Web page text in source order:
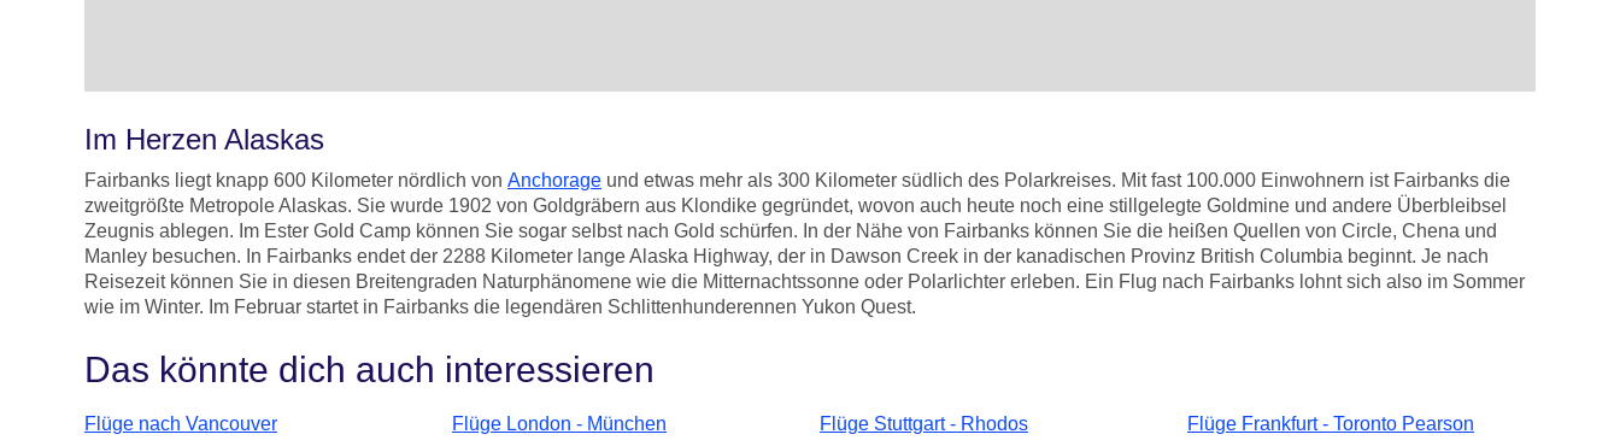
Im Herzen Alaskas
Fairbanks liegt knapp 600 Kilometer nördlich von Anchorage und etwas mehr als 300 Kilometer südlich des Polarkreises. Mit fast 100.000 Einwohnern ist Fairbanks die
zweitgrößte Metropole Alaskas. Sie wurde 1902 von Goldgräbern aus Klondike gegründet, wovon auch heute noch eine stillgelegte Goldmine und andere Überbleibsel
Zeugnis ablegen. Im Ester Gold Camp können Sie sogar selbst nach Gold schürfen. In der Nähe von Fairbanks können Sie die heißen Quellen von Circle, Chena und
Manley besuchen. In Fairbanks endet der 2288 Kilometer lange Alaska Highway, der in Dawson Creek in der kanadischen Provinz British Columbia beginnt. Je nach
Reisezeit können Sie in diesen Breitengraden Naturphänomene wie die Mitternachtssonne oder Polarlichter erleben. Ein Flug nach Fairbanks lohnt sich also im Sommer
wie im Winter. Im Februar startet in Fairbanks die legendären Schlittenhunderennen Yukon Quest.
Das könnte dich auch interessieren
Flüge nach Vancouver Flüge London - München Flüge Stuttgart - Rhodos Flüge Frankfurt - Toronto Pearson